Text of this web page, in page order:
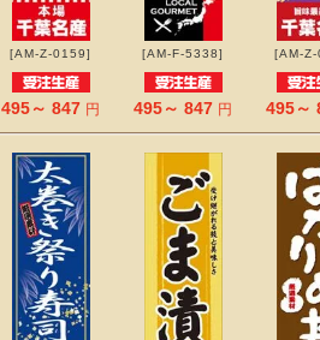
[AM-Z-0159]
495～ 847 円
[AM-F-5338]
495～ 847 円
[AM-
495～